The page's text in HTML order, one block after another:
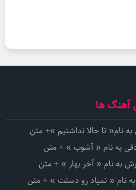
آهنگ ها
نام« تا حالا نداشتیم »+ متن
به نام « آشوب » + متن
به نام « آخر بهار » + متن
نام « نمیاد رو دستت » + متن